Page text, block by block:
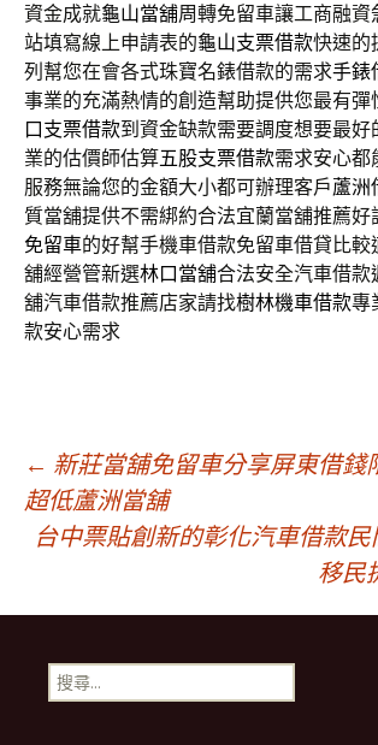
資金成就龜山當舖周轉免留車讓工商融資
站填寫線上申請表的龜山支票借款快速的
列幫您在會各式珠寶名錶借款的需求手錶
事業的充滿熱情的創造幫助提供您最有彈
口支票借款到資金缺款需要調度想要最
業的估價師估算五股支票借款需求安心都
服務無論您的金額大小都可辦理客戶蘆洲
質當舖提供不需綁約合法宜蘭當舖推薦好
免留車的好幫手機車借款免留車借貸比較
舖經營管新選林口當舖合法安全汽車借款
舖汽車借款推薦店家請找樹林機車借款專
款安心需求
文
章
導
覽
← 新莊當舖免留車分享屏東借錢
超低蘆洲當舖
台中票貼創新的彰化汽車借款
移民
搜
尋